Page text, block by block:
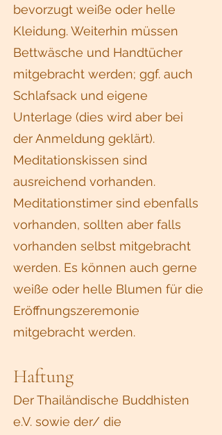
bevorzugt weiße oder helle
Kleidung. Weiterhin müssen
Bettwäsche und Handtücher
mitgebracht werden; ggf. auch
Schlafsack und eigene
Unterlage (dies wird aber bei
der Anmeldung geklärt).
Meditationskissen sind
ausreichend vorhanden.
Meditationstimer sind ebenfalls
vorhanden, sollten aber falls
vorhanden selbst mitgebracht
werden. Es können auch gerne
weiße oder helle Blumen für die
Eröffnungszeremonie
mitgebracht werden.
Haftung
Der Thailändische Buddhisten
e.V. sowie der/ die